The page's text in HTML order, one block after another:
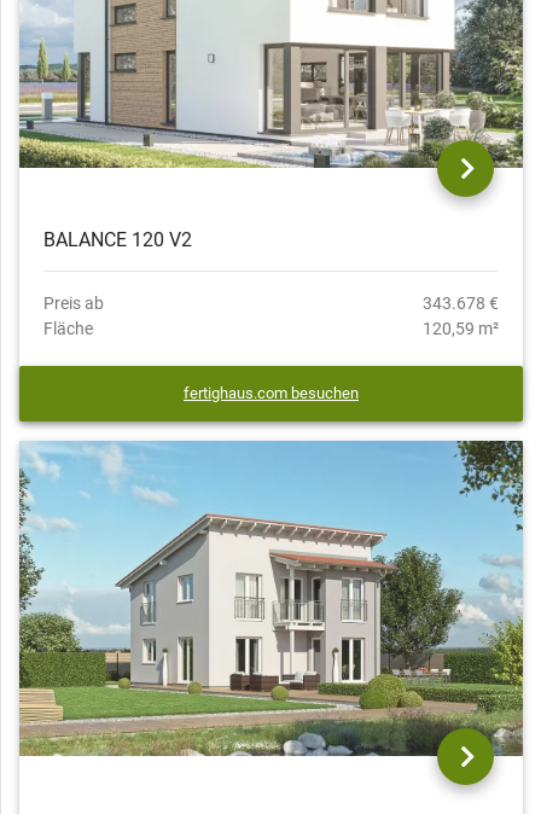
BALANCE 120 V2
Preis ab
343.678 €
Fläche
120,59 m²
fertighaus.com besuchen